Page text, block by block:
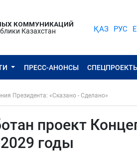
КОММУНИКАЦИЙ
Казахстан
ҚАЗ РУС
ПРЕСС-АНОНСЫ
Президента: «Сказано - Сделано»
проект
годы